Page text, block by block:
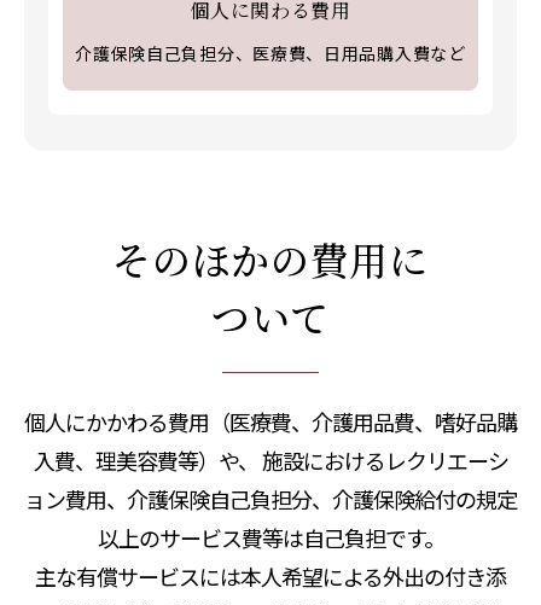
個人に関わる費用
介護保険自己負担分、医療費、日用品購入費など
そのほかの費用に
ついて
個人にかかわる費用（医療費、介護用品費、嗜好品購
入費、理美容費等）や、 施設におけるレクリエーシ
ョン費用、介護保険自己負担分、介護保険給付の規定
以上のサービス費等は自己負担です。
主な有償サービスには本人希望による外出の付き添